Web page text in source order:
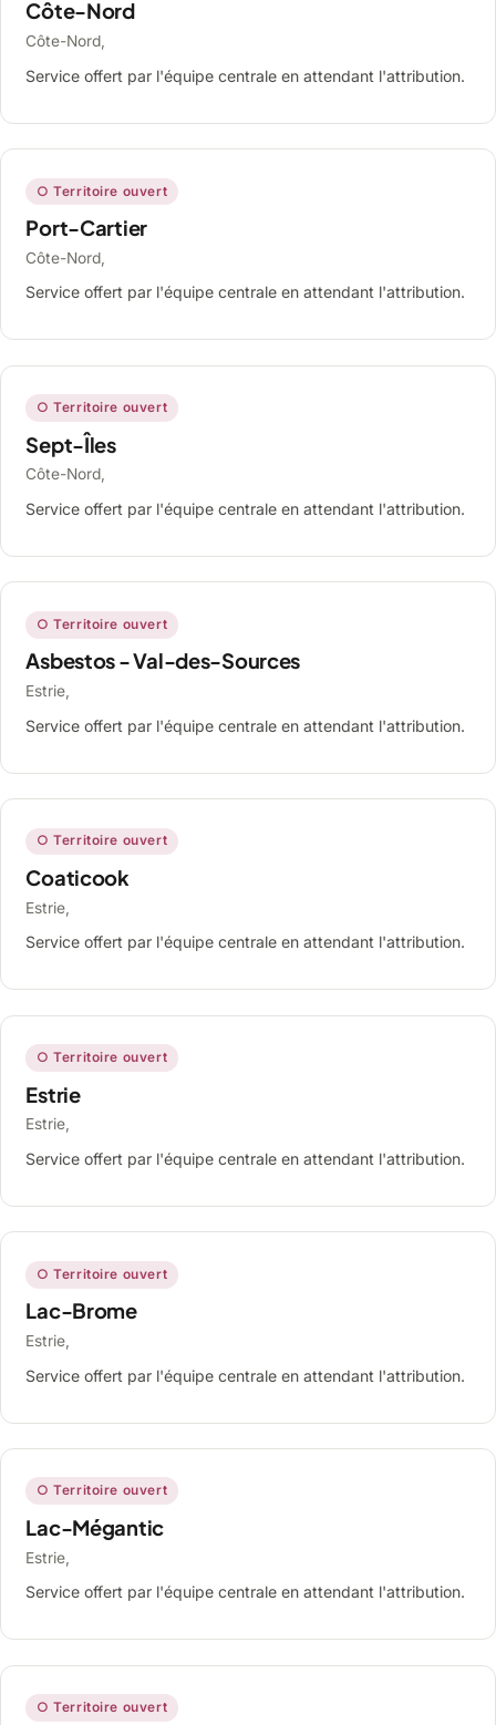
Côte-Nord
Côte-Nord,
Service offert par l'équipe centrale en attendant l'attribution.
○ Territoire ouvert
Port-Cartier
Côte-Nord,
Service offert par l'équipe centrale en attendant l'attribution.
○ Territoire ouvert
Sept-Îles
Côte-Nord,
Service offert par l'équipe centrale en attendant l'attribution.
○ Territoire ouvert
Asbestos - Val-des-Sources
Estrie,
Service offert par l'équipe centrale en attendant l'attribution.
○ Territoire ouvert
Coaticook
Estrie,
Service offert par l'équipe centrale en attendant l'attribution.
○ Territoire ouvert
Estrie
Estrie,
Service offert par l'équipe centrale en attendant l'attribution.
○ Territoire ouvert
Lac-Brome
Estrie,
Service offert par l'équipe centrale en attendant l'attribution.
○ Territoire ouvert
Lac-Mégantic
Estrie,
Service offert par l'équipe centrale en attendant l'attribution.
○ Territoire ouvert